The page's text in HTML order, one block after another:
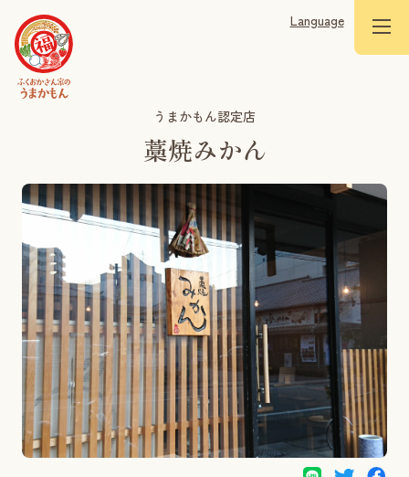
Language
うまかもん認定店
藁焼みかん